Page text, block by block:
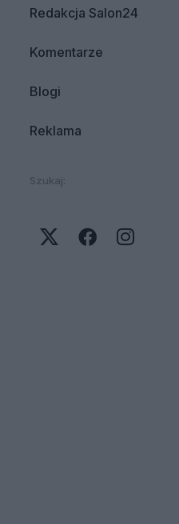
Redakcja Salon24
Komentarze
Blogi
Reklama
Szukaj: